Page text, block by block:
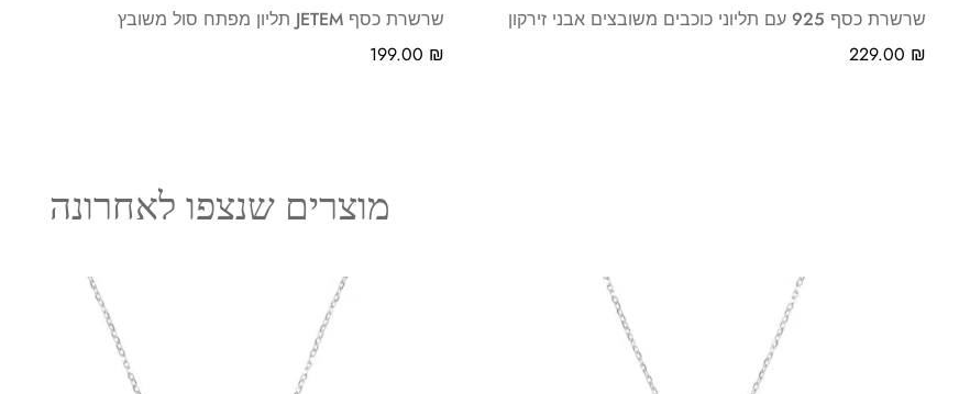
שרשרת כסף 925 עם תליוני כוכבים משובצים אבני זירקון
229.00 ₪
שרשרת כסף JETEM תליון מפתח סול משובץ
199.00 ₪
מוצרים שנצפו לאחרונה